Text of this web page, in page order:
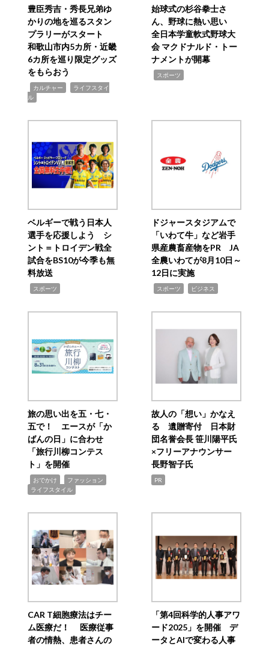
豊臣秀吉・秀長兄弟ゆ
かりの地を巡るスタン
プラリーがスタート
和歌山市内5カ所・近畿
6カ所を巡り限定グッズ
をもらおう
カルチャー
ライフスタイ
ル
始球式の杉谷拳士さ
ん、野球に熱い思い
全日本学童軟式野球大
会 マクドナルド・トー
ナメントが開幕
スポーツ
ベルギーで戦う日本人
選手を応援しよう シ
ント＝トロイデン戦全
試合をBS10が今季も無
料放送
スポーツ
ドジャースタジアムで
「いわて牛」など岩手
県産農畜産物をPR JA
全農いわてが8月10日～
12日に実施
スポーツ ビジネス
旅の思い出を五・七・
五で！ エースが「か
ばんの日」に合わせ
「旅行川柳コンテス
ト」を開催
おでかけ ファッション
ライフスタイル
故人の「想い」かなえ
る 遺贈寄付 日本財
団名誉会長 笹川陽平氏
×フリーアナウンサー
長野智子氏
PR
CAR T細胞療法はチー
ム医療だ！ 医療従事
者の情熱、患者さんの
「第4回科学的人事アワ
ード2025」を開催 デ
ータとAIで変わる人事